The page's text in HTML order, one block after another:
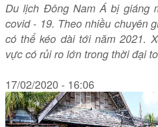
Du lịch Đông Nam Á bị giáng
covid - 19. Theo nhiều chuyên
có thể kéo dài tới năm 2021.
vực có rủi ro lớn trong thời đại
17/02/2020 - 16:06